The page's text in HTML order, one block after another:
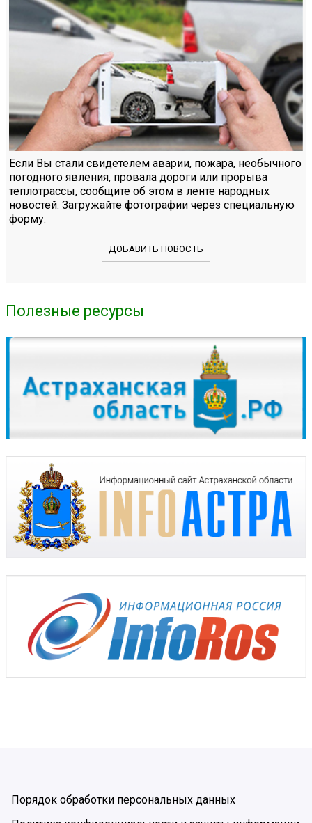
Если Вы стали свидетелем аварии, пожара, необычного
погодного явления, провала дороги или прорыва
теплотрассы, сообщите об этом в ленте народных
новостей. Загружайте фотографии через специальную
форму.
ДОБАВИТЬ НОВОСТЬ
Полезные ресурсы
Порядок обработки персональных данных